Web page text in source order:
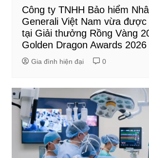
Công ty TNHH Bảo hiểm
Generali Việt Nam vừa được
tại Giải thưởng Rồng Vàng
Golden Dragon Awards 2026
Gia đình hiện đại 0